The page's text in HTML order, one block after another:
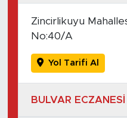
Zincirlikuyu
No:40/A
Yol Tarifi Al
BULVAR ECZANESİ